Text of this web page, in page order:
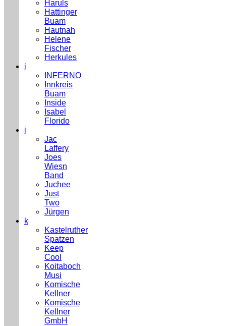
Haruls
Hattinger
Buam
Hautnah
Helene
Fischer
Herkules
i
INFERNO
Innkreis
Buam
Inside
Isabel
Florido
j
Jac
Laffery
Joes
Wiesn
Band
Juchee
Just
Two
Jürgen
k
Kastelruther
Spatzen
Keep
Cool
Koitaboch
Musi
Komische
Kellner
Komische
Kellner
GmbH